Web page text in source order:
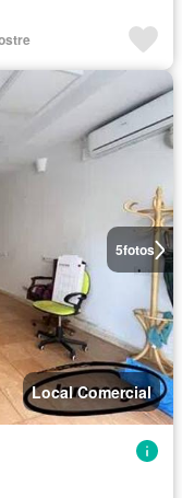
5fotos
Local Comercial